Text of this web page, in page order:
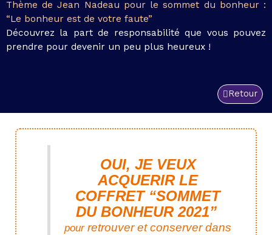
Thème de Jean Nadeau pour le sommet du bonheur :
“Le bonheur est de votre faute”
Découvrez la part de responsabilité que vous pouvez
prendre pour devenir un peu plus heureux !
Retour
OUI, JE VEUX
ACQUERIR LE
COFFRET “SOMMET
DU BONHEUR 2021”
pourretrouver et conserver dans